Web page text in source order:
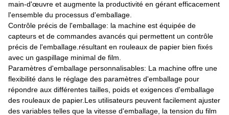
main-d'œuvre et augmente la productivité en gérant efficacement
l'ensemble du processus d'emballage.
Contrôle précis de l'emballage: la machine est équipée de
capteurs et de commandes avancés qui permettent un contrôle
précis de l'emballage.résultant en rouleaux de papier bien fixés
avec un gaspillage minimal de film.
Paramètres d'emballage personnalisables: La machine offre une
flexibilité dans le réglage des paramètres d'emballage pour
répondre aux différentes tailles, poids et exigences d'emballage
des rouleaux de papier.Les utilisateurs peuvent facilement ajuster
des variables telles que la vitesse d'emballage, la tension du film